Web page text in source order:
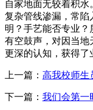
自家地面无较着积
复杂管线渗漏，常陷
明？手艺能否专业
有空鼓声，对因当地
更深的认知，获得了
上一篇： 高我校师生
下一篇： 我们会第一